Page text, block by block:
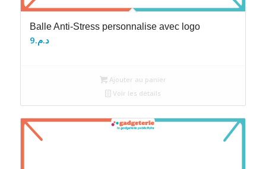
Balle Anti-Stress personnalise avec logo
د.م.9
Ajouter au panier
Voir les détails